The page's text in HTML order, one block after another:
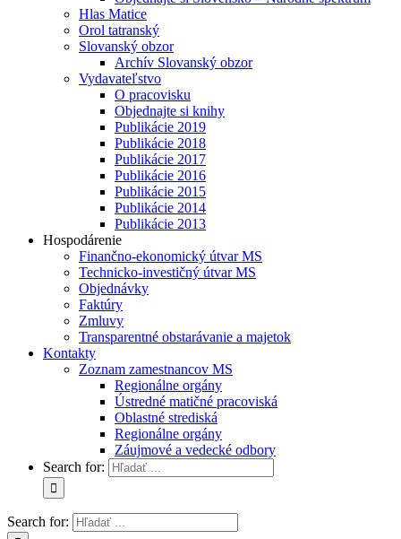
Hlas Matice
Orol tatranský
Slovanský obzor
Archív Slovanský obzor
Vydavateľstvo
O pracovisku
Objednajte si knihy
Publikácie 2019
Publikácie 2018
Publikácie 2017
Publikácie 2016
Publikácie 2015
Publikácie 2014
Publikácie 2013
Hospodárenie
Finančno-ekonomický útvar MS
Technicko-investičný útvar MS
Objednávky
Faktúry
Zmluvy
Transparentné obstarávanie a majetok
Kontakty
Zoznam zamestnancov MS
Regionálne orgány
Ústredné matičné pracoviská
Oblastné strediská
Regionálne orgány
Záujmové a vedecké odbory
Search for:
Search for: